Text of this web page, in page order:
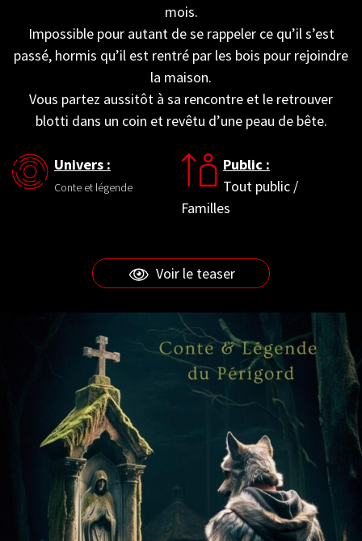
mois.
Impossible pour autant de se rappeler ce qu’il s’est
passé, hormis qu’il est rentré par les bois pour rejoindre
la maison.
Vous partez aussitôt à sa rencontre et le retrouver
blotti dans un coin et revêtu d’une peau de bête.
Univers :
Conte et légende
Public :
Tout public /
Familles
Voir le teaser